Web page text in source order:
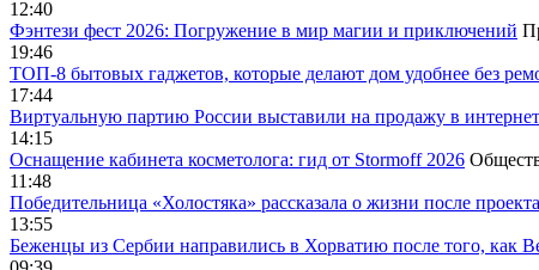
12:40
Фэнтези фест 2026: Погружение в мир магии и приключений
19:46
ТОП-8 бытовых гаджетов, которые делают дом удобнее без
17:44
Виртуальную партию России выставили на продажу в
14:15
Оснащение кабинета косметолога: гид от Stormoff 2026
11:48
Победительница «Холостяка» рассказала о жизни после проекта
13:55
Беженцы из Сербии направились в Хорватию после того, как